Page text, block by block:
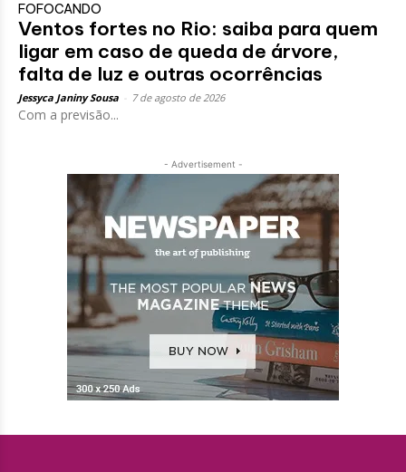
FOFOCANDO
Ventos fortes no Rio: saiba para quem
ligar em caso de queda de árvore,
falta de luz e outras ocorrências
Jessyca Janiny Sousa 7 de agosto de 2026
Com a previsão...
- Advertisement -